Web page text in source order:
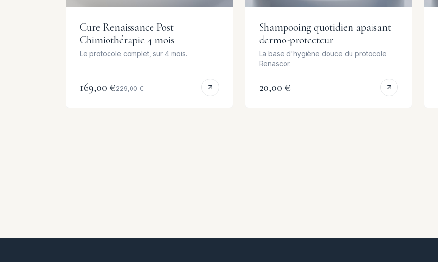
Cure Renaissance Post
Chimiothérapie 4 mois
Le protocole complet, sur 4 mois.
169,00 €229,00 €
Shampooing quotidien apaisant
dermo-protecteur
La base d'hygiène douce du protocole
Renascor.
20,00 €